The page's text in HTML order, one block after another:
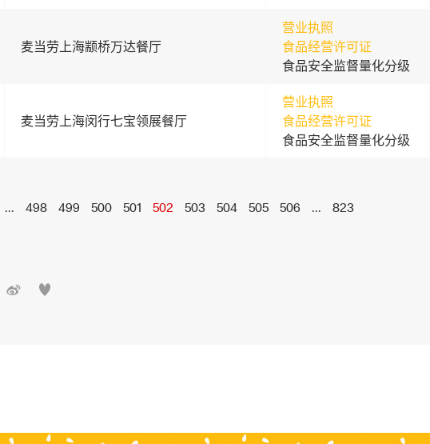
麦当劳上海颛桥万达餐厅
营业执照
食品经营许可证
食品安全监督量化分级
麦当劳上海闵行七宝领展餐厅
营业执照
食品经营许可证
食品安全监督量化分级
... 498 499 500 501 502 503 504 505 506 ... 823
 